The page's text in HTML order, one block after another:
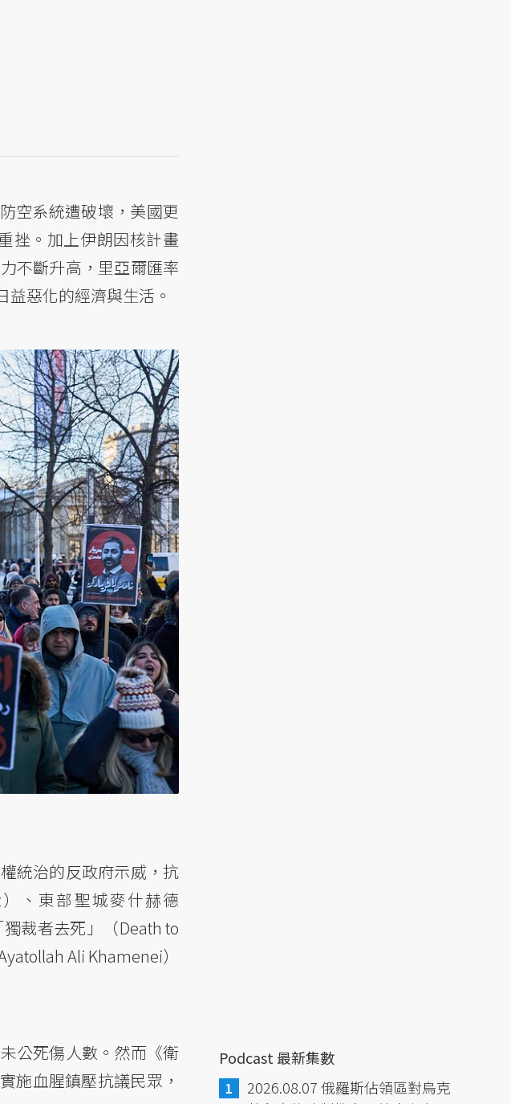
空系統遭破壞，美國更
挫。加上伊朗因核計畫
不斷升高，里亞爾匯率
惡化的經濟與生活。
統治的反政府示威，抗
、東部聖城麥什赫德
裁者去死」（Death to
Ali Khamenei）
公死傷人數。然而《衛
施血腥鎮壓抗議民眾，
Podcast 最新集數
2026.08.07 俄羅斯佔領區對烏克